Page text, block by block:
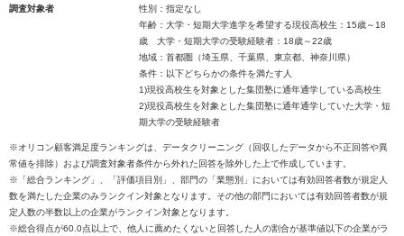
調査対象者
性別：指定なし
年齢：大学・短期大学進学を希望する現役高校生：15歳～18
歳 大学・短期大学の受験経験者：18歳～22歳
地域：首都圏（埼玉県、千葉県、東京都、神奈川県）
条件：以下どちらかの条件を満たす人
1)現役高校生を対象とした集団塾に通年通学している高校生
2)現役高校生を対象とした集団塾に通年通学していた大学・短
期大学の受験経験者
※オリコン顧客満足度ランキングは、データクリーニング（回収したデータから不正回答や異
常値を排除）および調査対象者条件から外れた回答を除外した上で作成しています。
※「総合ランキング」、「評価項目別」、部門の「業態別」においては有効回答者数が規定人
数を満たした企業のみランクイン対象となります。その他の部門においては有効回答者数が規
定人数の半数以上の企業がランクイン対象となります。
※総合得点が60.0点以上で、他人に薦めたくないと回答した人の割合が基準値以下の企業がラ